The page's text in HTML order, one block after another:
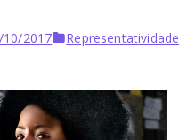
10/2017 Representatividade